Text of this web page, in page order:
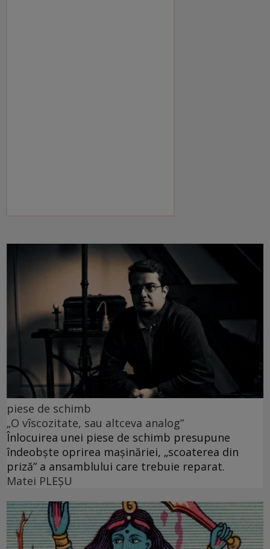
piese de schimb
„O vîscozitate, sau altceva analog”
Înlocuirea unei piese de schimb presupune
îndeobște oprirea mașinăriei, „scoaterea din
priză” a ansamblului care trebuie reparat.
Matei PLEŞU